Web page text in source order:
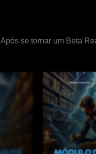
Após se tornar um Beta